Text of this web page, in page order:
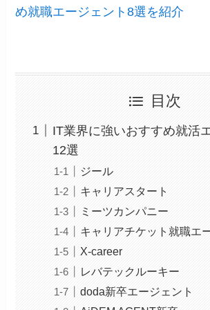
め就職エージェント8選を紹介
目次
IT業界に強いおすすめ就活
12選
ジール
キャリアスタート
ミーツカンパニー
キャリアチケット就職エ
X-career
レバテックルーキー
doda新卒エージェント